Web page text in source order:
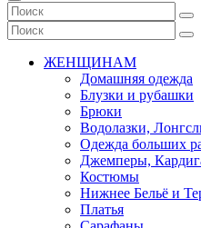
ЖЕНЩИНАМ
Домашняя одежда
Блузки и рубашки
Брюки
Водолазки,
Одежда больших
Джемперы,
Костюмы
Нижнее Бельё и
Платья